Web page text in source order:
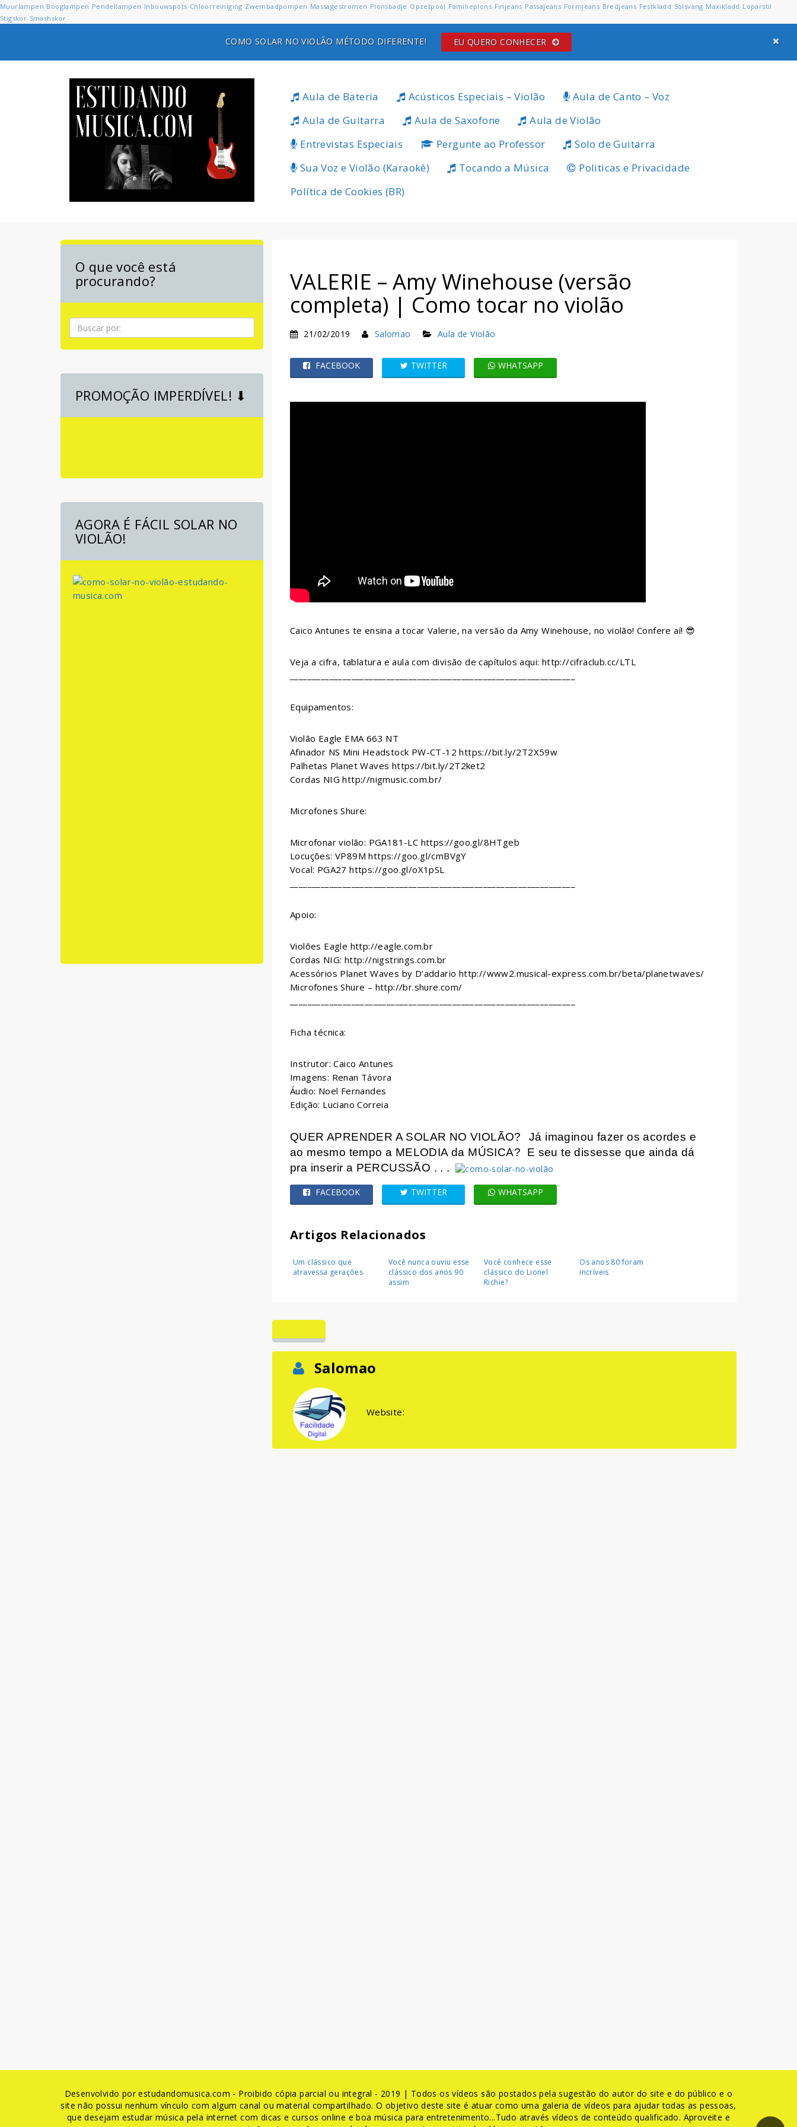
Muurlampen Booglampen Pendellampen Inbouwspots Chloorreiniging Zwembadpompen Massagestromen Plonsbadje Opzetpool Familieplons Finjeans Passajeans Formjeans Bredjeans Festkladd Solsvang Maxikladd Loparstil
Stigskor Smashskor
COMO SOLAR NO VIOLÃO MÉTODO DIFERENTE! EU QUERO CONHECER
Aula de Bateria Acústicos Especiais – Violão
Aula de Canto – Voz
Aula de Guitarra
Aula de Saxofone
Aula de Violão
Entrevistas Especiais
Pergunte ao Professor
Solo de Guitarra
Sua Voz e Violão (Karaokê)
Tocando a Música
Politicas e Privacidade
Política de Cookies (BR)
O que você está
procurando?
Pesquisa
PROMOÇÃO IMPERDÍVEL! ⬇
AGORA É FÁCIL SOLAR NO
VIOLÃO!
VALERIE – Amy Winehouse (versão
completa) | Como tocar no violão
21/02/2019 Salomao Aula de Violão
FACEBOOK TWITTER WHATSAPP
Caico Antunes te ensina a tocar Valerie, na versão da Amy Winehouse, no violão! Confere aí! 😎
Veja a cifra, tablatura e aula com divisão de capítulos aqui: http://cifraclub.cc/LTL
Equipamentos:
Violão Eagle EMA 663 NT
Afinador NS Mini Headstock PW-CT-12 https://bit.ly/2T2X59w
Palhetas Planet Waves https://bit.ly/2T2ket2
Cordas NIG http://nigmusic.com.br/
Microfones Shure:
Microfonar violão: PGA181-LC https://goo.gl/8HTgeb
Locuções: VP89M https://goo.gl/cmBVgY
Vocal: PGA27 https://goo.gl/oX1pSL
Apoio:
Violões Eagle http://eagle.com.br
Cordas NIG: http://nigstrings.com.br
Acessórios Planet Waves by D’addario http://www2.musical-express.com.br/beta/planetwaves/
Microfones Shure – http://br.shure.com/
Ficha técnica:
Instrutor: Caico Antunes
Imagens: Renan Távora
Áudio: Noel Fernandes
Edição: Luciano Correia
QUER APRENDER A SOLAR NO VIOLÃO?
Já imaginou fazer os acordes e
ao mesmo tempo a MELODIA da MÚSICA? E seu te dissesse que ainda dá
pra inserir a PERCUSSÃO . . .
FACEBOOK TWITTER WHATSAPP
Artigos Relacionados
Um clássico que
atravessa gerações
Você nunca ouviu esse
clássico dos anos 90
assim
Você conhece esse
clássico do Lionel
Richie?
Os anos 80 foram
incríveis
Salomao
Website:
Desenvolvido por estudandomusica.com - Proibido cópia parcial ou integral - 2019 | Todos os vídeos são postados pela sugestão do autor do site e do público e o
site não possui nenhum vínculo com algum canal ou material compartilhado. O objetivo deste site é atuar como uma galeria de vídeos para ajudar todas as pessoas,
que desejam estudar música pela internet com dicas e cursos online e boa música para entretenimento...Tudo através vídeos de conteúdo qualificado. Aproveite e